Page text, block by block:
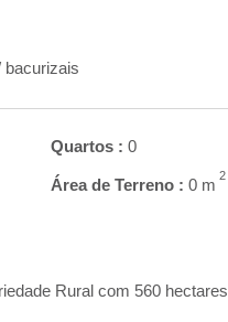
bacurizais
Quartos : 0
Área de Terreno : 0 m 2
Rural com 560 hectares